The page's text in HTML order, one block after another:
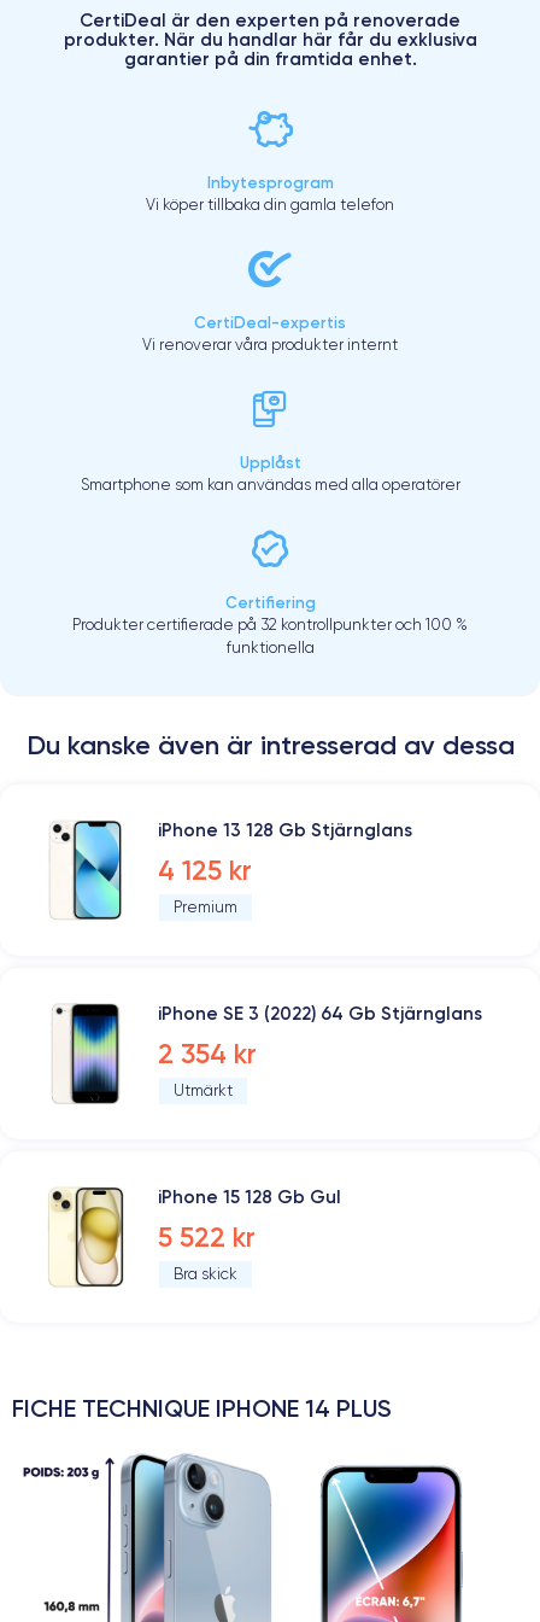
CertiDeal är den experten på renoverade
produkter. När du handlar här får du exklusiva
garantier på din framtida enhet.
Inbytesprogram
Vi köper tillbaka din gamla telefon
CertiDeal-expertis
Vi renoverar våra produkter internt
Upplåst
Smartphone som kan användas med alla operatörer
Certifiering
Produkter certifierade på 32 kontrollpunkter och 100 %
funktionella
Du kanske även är intresserad av dessa
iPhone 13 128 Gb Stjärnglans
4 125 kr
Premium
iPhone SE 3 (2022) 64 Gb Stjärnglans
2 354 kr
Utmärkt
iPhone 15 128 Gb Gul
5 522 kr
Bra skick
FICHE TECHNIQUE IPHONE 14 PLUS